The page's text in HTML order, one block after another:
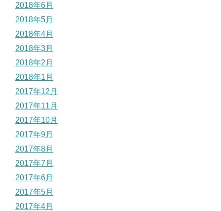
2018年6月
2018年5月
2018年4月
2018年3月
2018年2月
2018年1月
2017年12月
2017年11月
2017年10月
2017年9月
2017年8月
2017年7月
2017年6月
2017年5月
2017年4月